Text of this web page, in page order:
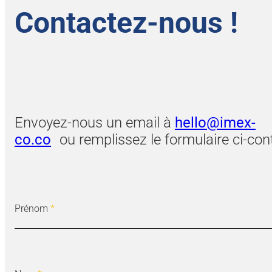
Contactez-nous !
Envoyez-nous un email à hello@imex-
co.co ou remplissez le formulaire ci-
Prénom *